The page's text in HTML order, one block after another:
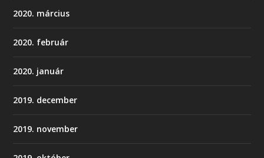
2020. március
2020. február
2020. január
2019. december
2019. november